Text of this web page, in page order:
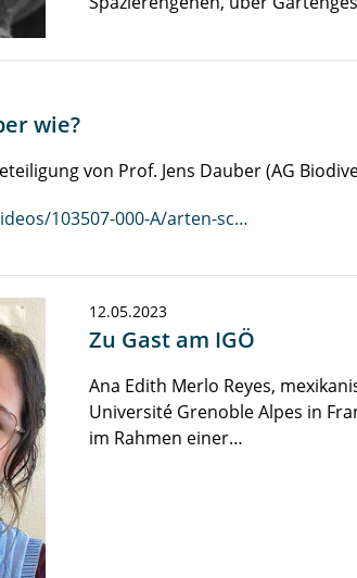
wie?
von Prof. Jens Dauber (AG
103507-000-A/arten-sc…
12.05.2023
Zu Gast am IGÖ
Ana Edith Merlo Reyes,
Université Grenoble Alpes in
im Rahmen einer…